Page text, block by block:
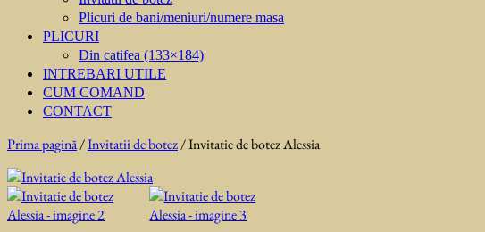
Plicuri de bani/meniuri/numere masa
PLICURI
Din catifea (133×184)
INTREBARI UTILE
CUM COMAND
CONTACT
Prima pagină/Invitatii de botez/ Invitatie de botez Alessia